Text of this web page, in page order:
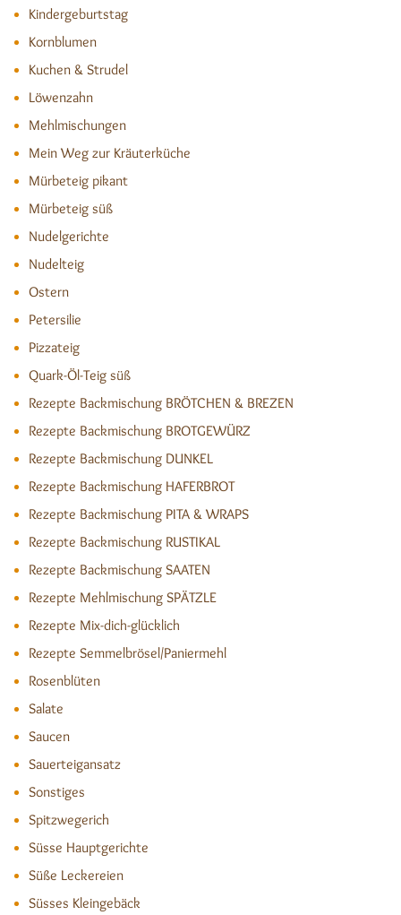
Kindergeburtstag
Kornblumen
Kuchen & Strudel
Löwenzahn
Mehlmischungen
Mein Weg zur Kräuterküche
Mürbeteig pikant
Mürbeteig süß
Nudelgerichte
Nudelteig
Ostern
Petersilie
Pizzateig
Quark-Öl-Teig süß
Rezepte Backmischung BRÖTCHEN & BREZEN
Rezepte Backmischung BROTGEWÜRZ
Rezepte Backmischung DUNKEL
Rezepte Backmischung HAFERBROT
Rezepte Backmischung PITA & WRAPS
Rezepte Backmischung RUSTIKAL
Rezepte Backmischung SAATEN
Rezepte Mehlmischung SPÄTZLE
Rezepte Mix-dich-glücklich
Rezepte Semmelbrösel/Paniermehl
Rosenblüten
Salate
Saucen
Sauerteigansatz
Sonstiges
Spitzwegerich
Süsse Hauptgerichte
Süße Leckereien
Süsses Kleingebäck